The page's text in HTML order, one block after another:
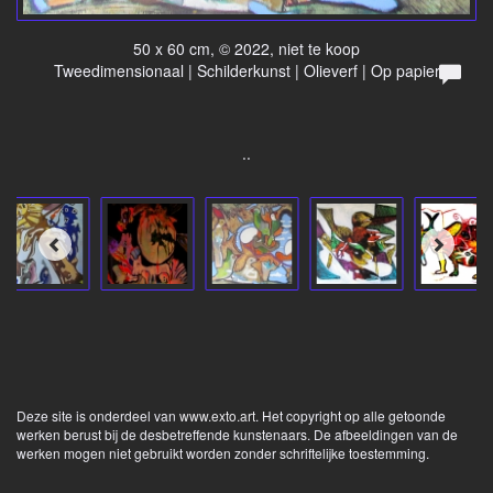
50 x 60 cm, © 2022, niet te koop
Tweedimensionaal | Schilderkunst | Olieverf | Op papier
..
Deze site is onderdeel van www.exto.art. Het copyright op alle getoonde
werken berust bij de desbetreffende kunstenaars. De afbeeldingen van de
werken mogen niet gebruikt worden zonder schriftelijke toestemming.